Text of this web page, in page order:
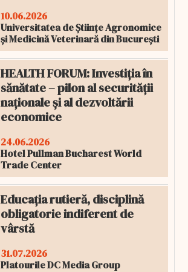
10.06.2026
Universitatea de Științe Agronomice
și Medicină Veterinară din București
HEALTH FORUM: Investiția în
sănătate – pilon al securității
naționale și al dezvoltării
economice
24.06.2026
Hotel Pullman Bucharest World
Trade Center
Educația rutieră, disciplină
obligatorie indiferent de
vârstă
31.07.2026
Platourile DC Media Group